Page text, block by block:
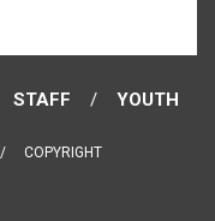
STAFF
YOUTH
COPYRIGHT